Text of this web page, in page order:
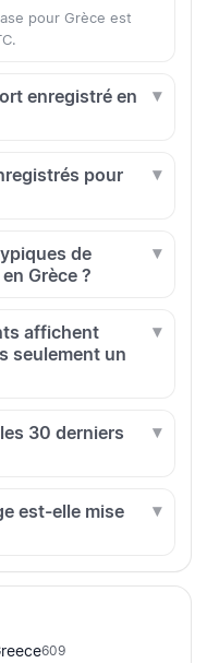
pour Grèce est
enregistré en
pour
de
Grèce ?
affichent
seulement un
30 derniers
est-elle mise
609